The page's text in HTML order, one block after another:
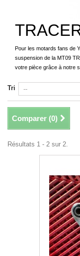
Pour les motards fans de
suspension de la MT09
votre pièce grâce à notre
Tri
Comparer (0)
Résultats 1 - 2 sur 2.